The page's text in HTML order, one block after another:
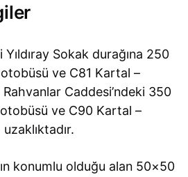
Yıldıray Sokak durağına 250
ve C81 Kartal –
Caddesi’ndeki 350
ve C90 Kartal –
konumlu olduğu alan 50×50